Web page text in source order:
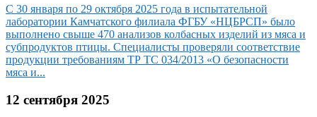
С 30 января по 29 октября 2025 года в испытательной
лаборатории Камчатского филиала ФГБУ «НЦБРСП» было
выполнено свыше 470 анализов колбасных изделий из мяса и
субпродуктов птицы. Специалисты проверяли соответствие
продукции требованиям ТР ТС 034/2013 «О безопасности
мяса и...
12 сентября 2025